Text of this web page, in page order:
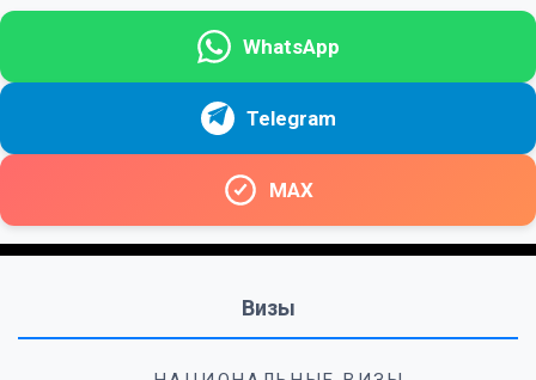
WhatsApp
Telegram
MAX
Визы